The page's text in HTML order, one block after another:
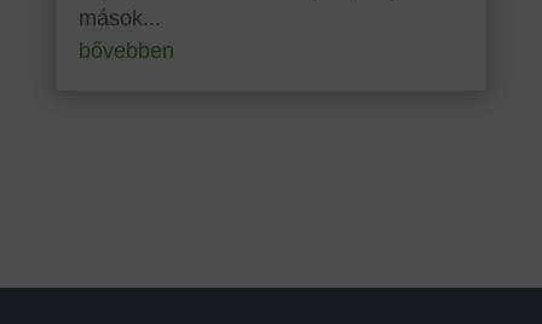
mások...
bővebben